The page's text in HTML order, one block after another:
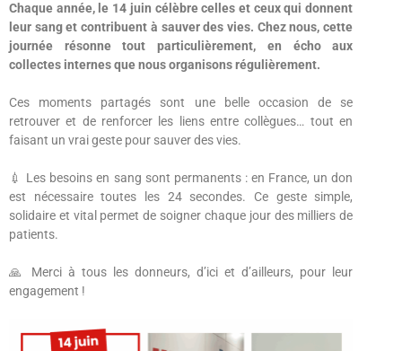
Chaque année, le 14 juin célèbre celles et ceux qui donnent
leur sang et contribuent à sauver des vies. Chez nous, cette
journée résonne tout particulièrement, en écho aux
collectes internes que nous organisons régulièrement.
Ces moments partagés sont une belle occasion de se
retrouver et de renforcer les liens entre collègues… tout en
faisant un vrai geste pour sauver des vies.
💉 Les besoins en sang sont permanents : en France, un don
est nécessaire toutes les 24 secondes. Ce geste simple,
solidaire et vital permet de soigner chaque jour des milliers de
patients.
🙏 Merci à tous les donneurs, d’ici et d’ailleurs, pour leur
engagement !